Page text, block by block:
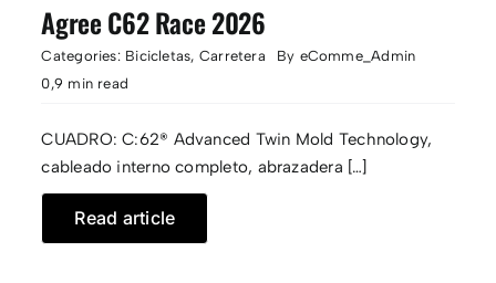
Agree C62 Race 2026
Categories: Bicicletas, Carretera By eComme_Admin
0,9 min read
CUADRO: C:62® Advanced Twin Mold Technology,
cableado interno completo, abrazadera […]
Read article